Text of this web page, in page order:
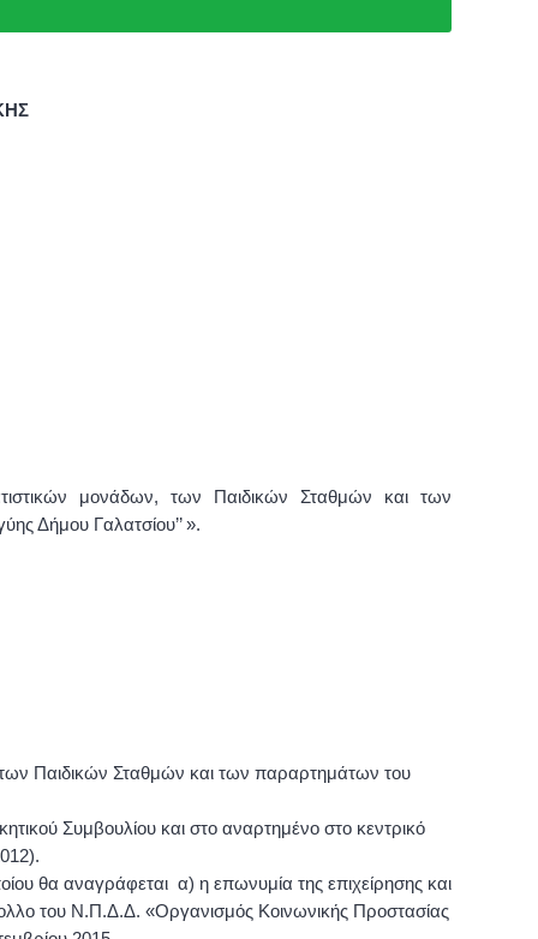
μονάδων, των Παιδικών Σταθμών και των
Δήμου Γαλατσίου’’ ».
των Παιδικών Σταθμών και των παραρτημάτων του
Συμβουλίου και στο αναρτημένο στο κεντρικό
θα αναγράφεται α) η επωνυμία της επιχείρησης και
του Ν.Π.Δ.Δ. «Οργανισμός Κοινωνικής Προστασίας